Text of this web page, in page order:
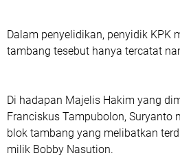
Dalam penyelidikan, penyidik KPK
tambang tesebut hanya tercatat
Di hadapan Majelis Hakim yang
Franciskus Tampubolon, Suryanto
blok tambang yang melibatkan
milik Bobby Nasution.